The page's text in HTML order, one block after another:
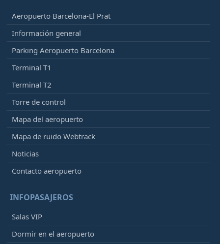
Aeropuerto Barcelona-El Prat
Información general
Parking Aeropuerto Barcelona
Terminal T1
Terminal T2
Torre de control
Mapa del aeropuerto
Mapa de ruido Webtrack
Noticias
Contacto aeropuerto
INFOPASAJEROS
Salas VIP
Dormir en el aeropuerto